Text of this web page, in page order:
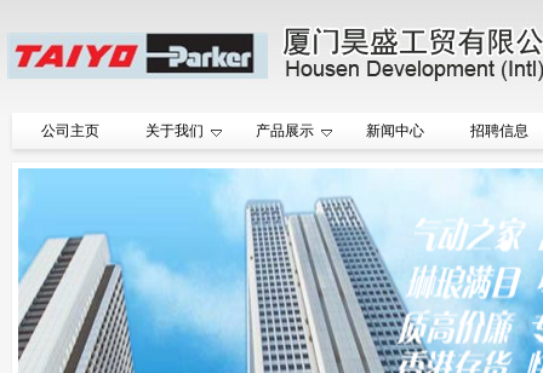
公司主页 关于我们 产品展示 新闻中心 招聘信息